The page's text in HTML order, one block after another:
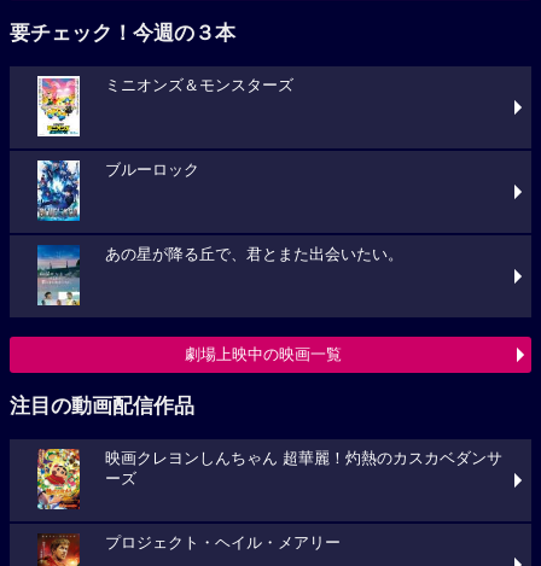
要チェック！今週の３本
ミニオンズ＆モンスターズ
ブルーロック
あの星が降る丘で、君とまた出会いたい。
劇場上映中の映画一覧
注目の動画配信作品
映画クレヨンしんちゃん 超華麗！灼熱のカスカベダンサ
ーズ
プロジェクト・ヘイル・メアリー